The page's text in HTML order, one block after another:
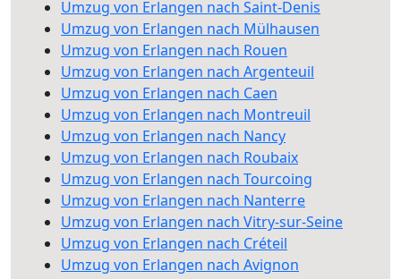
Umzug von Erlangen nach Saint-Denis
Umzug von Erlangen nach Mülhausen
Umzug von Erlangen nach Rouen
Umzug von Erlangen nach Argenteuil
Umzug von Erlangen nach Caen
Umzug von Erlangen nach Montreuil
Umzug von Erlangen nach Nancy
Umzug von Erlangen nach Roubaix
Umzug von Erlangen nach Tourcoing
Umzug von Erlangen nach Nanterre
Umzug von Erlangen nach Vitry-sur-Seine
Umzug von Erlangen nach Créteil
Umzug von Erlangen nach Avignon